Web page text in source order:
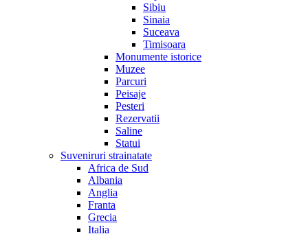
Sibiu
Sinaia
Suceava
Timisoara
Monumente istorice
Muzee
Parcuri
Peisaje
Pesteri
Rezervatii
Saline
Statui
Suveniruri strainatate
Africa de Sud
Albania
Anglia
Franta
Grecia
Italia